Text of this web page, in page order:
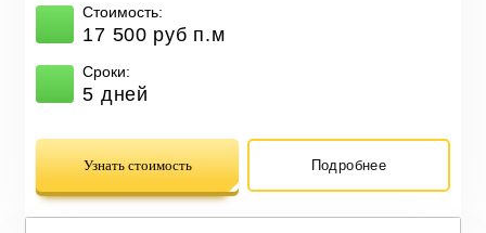
Стоимость:
17 500 руб п.м
Сроки:
5 дней
Узнать стоимость Подробнее